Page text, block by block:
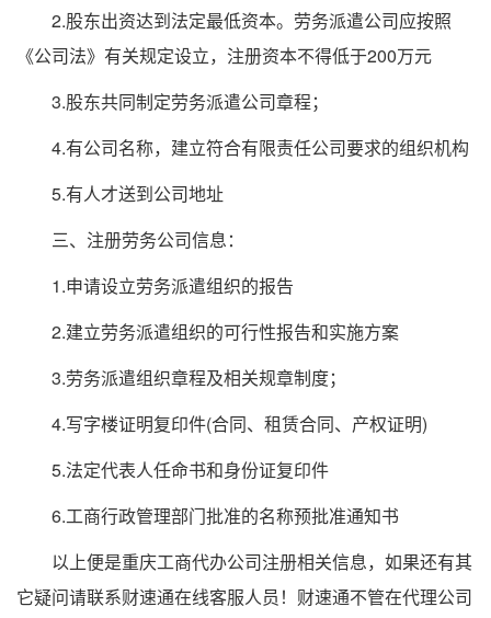
2.股东出资达到法定最低资本。劳务派遣公司应按照
《公司法》有关规定设立，注册资本不得低于200万元
3.股东共同制定劳务派遣公司章程；
4.有公司名称，建立符合有限责任公司要求的组织机构
5.有人才送到公司地址
三、注册劳务公司信息：
1.申请设立劳务派遣组织的报告
2.建立劳务派遣组织的可行性报告和实施方案
3.劳务派遣组织章程及相关规章制度；
4.写字楼证明复印件(合同、租赁合同、产权证明)
5.法定代表人任命书和身份证复印件
6.工商行政管理部门批准的名称预批准通知书
以上便是重庆工商代办公司注册相关信息，如果还有其
它疑问请联系财速通在线客服人员！财速通不管在代理公司